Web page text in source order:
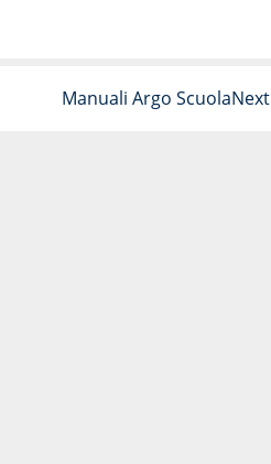
Manuali Argo ScuolaNext